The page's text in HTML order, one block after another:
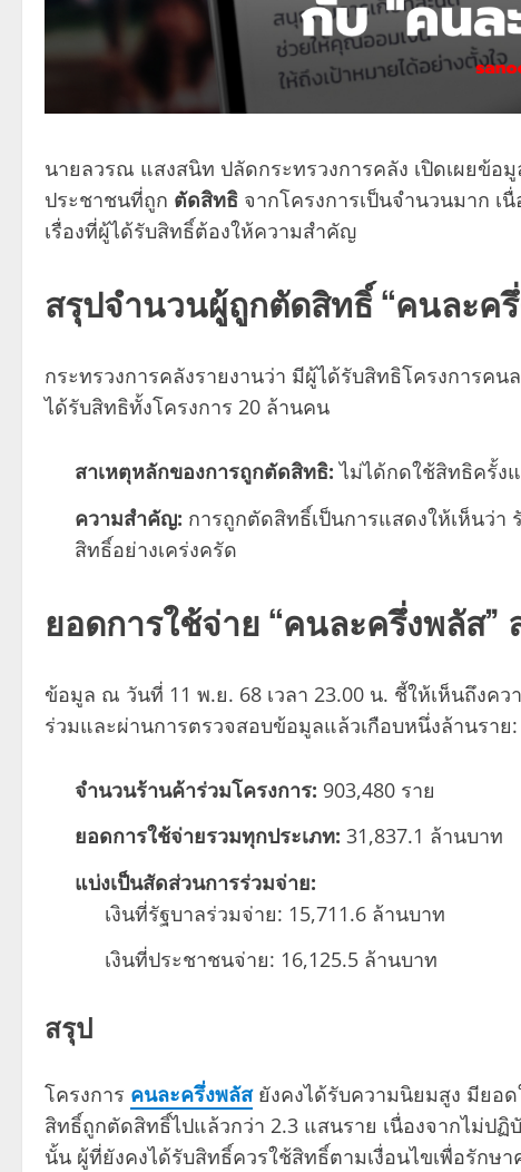
นายลวรณ แสงสนิท ปลัดกระทรวงการคลัง เปิดเผยข้อ
ประชาชนที่ถูก ตัดสิทธิ จากโครงการเป็นจำนวนมาก เ
เรื่องที่ผู้ได้รับสิทธิ์ต้องให้ความสำคัญ
สรุปจำนวนผู้ถูกตัดสิทธิ์ “คนละค
กระทรวงการคลังรายงานว่า มีผู้ได้รับสิทธิโครงการค
ได้รับสิทธิทั้งโครงการ 20 ล้านคน
สาเหตุหลักของการถูกตัดสิทธิ: ไม่ได้กดใช้สิทธิครั้ง
ความสำคัญ: การถูกตัดสิทธิ์เป็นการแสดงให้เห็นว่า
สิทธิ์อย่างเคร่งครัด
ยอดการใช้จ่าย “คนละครึ่งพลัส”
ข้อมูล ณ วันที่ 11 พ.ย. 68 เวลา 23.00 น. ชี้ให้เห็นถึงค
ร่วมและผ่านการตรวจสอบข้อมูลแล้วเกือบหนึ่งล้านราย:
จำนวนร้านค้าร่วมโครงการ: 903,480 ราย
ยอดการใช้จ่ายรวมทุกประเภท: 31,837.1 ล้านบาท
แบ่งเป็นสัดส่วนการร่วมจ่าย:
เงินที่รัฐบาลร่วมจ่าย: 15,711.6 ล้านบาท
เงินที่ประชาชนจ่าย: 16,125.5 ล้านบาท
สรุป
โครงการ คนละครึ่งพลัสยังคงได้รับความนิยมสูง มียอ
สิทธิ์ถูกตัดสิทธิ์ไปแล้วกว่า 2.3 แสนราย เนื่องจากไม่ป
นั้น ผู้ที่ยังคงได้รับสิทธิ์ควรใช้สิทธิ์ตามเงื่อนไขเพื่อรักษ